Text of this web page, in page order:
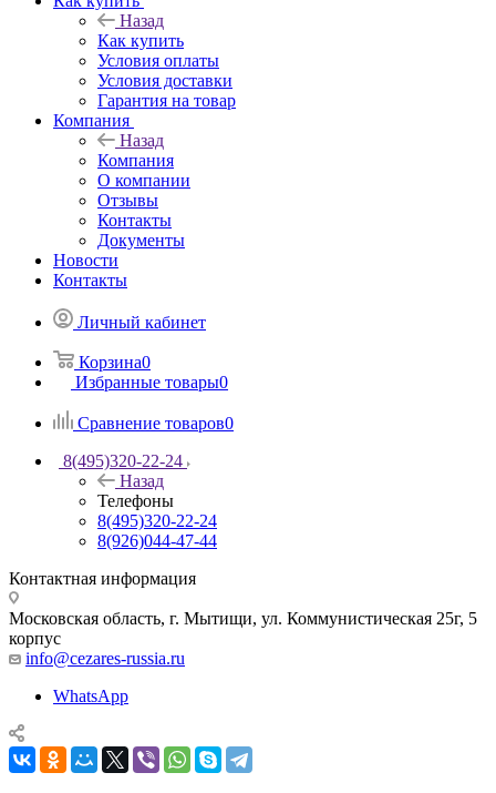
Назад
Как купить
Условия оплаты
Условия доставки
Гарантия на товар
Компания
Назад
Компания
О компании
Отзывы
Контакты
Документы
Новости
Контакты
Личный кабинет
Корзина0
Избранные товары0
Сравнение товаров0
8(495)320-22-24
Назад
Телефоны
8(495)320-22-24
8(926)044-47-44
Контактная информация
Московская область, г. Мытищи, ул. Коммунистическая 25г, 5
корпус
info@cezares-russia.ru
WhatsApp